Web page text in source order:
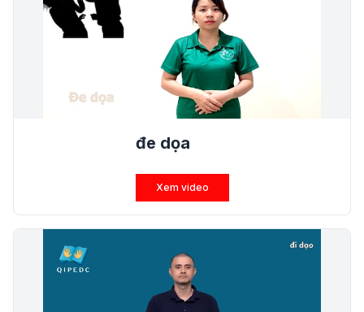
đe dọa
Xem video